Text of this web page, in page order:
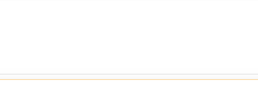
8 (495) 782-73-32